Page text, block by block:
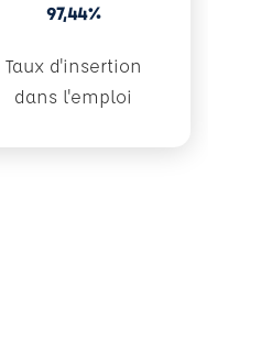
97,44%
Taux d'insertion
dans l'emploi